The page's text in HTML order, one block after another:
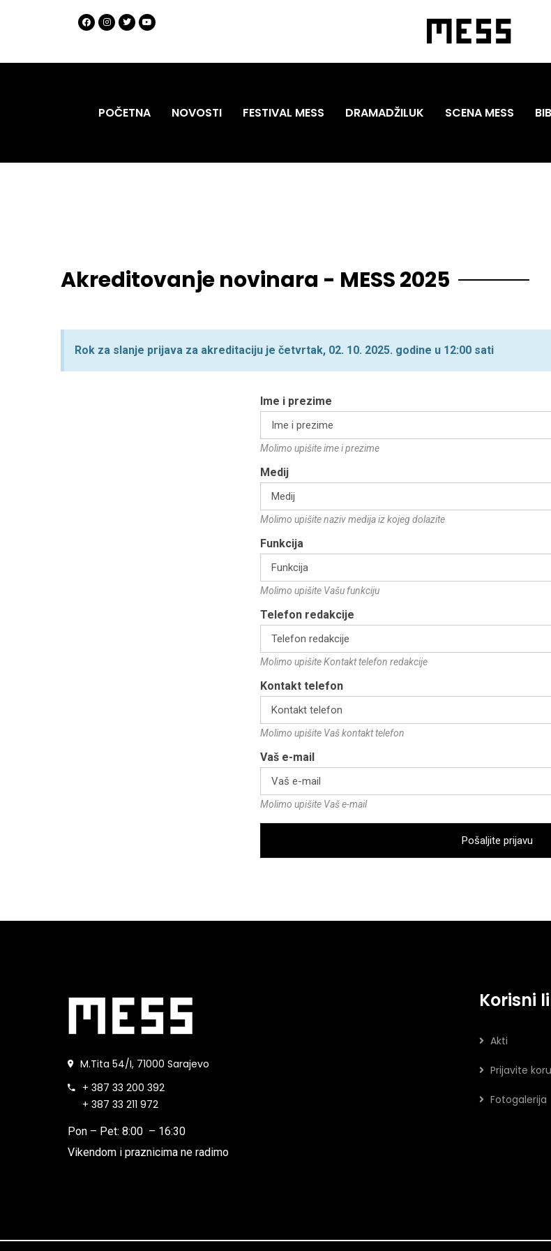
POČETNA NOVOSTI FESTIVAL MESS DRAMADŽILUK SCENA MESS
Akreditovanje novinara - MESS 2025
Rok za slanje prijava za akreditaciju je četvrtak, 02. 10. 2025. godine u 12:00 sati
Ime i prezime
Molimo upišite ime i prezime
Medij
Molimo upišite naziv medija iz kojeg dolazite
Funkcija
Molimo upišite Vašu funkciju
Telefon redakcije
Molimo upišite Kontakt telefon redakcije
Kontakt telefon
Molimo upišite Vaš kontakt telefon
Vaš e-mail
Molimo upišite Vaš e-mail
Pošaljite prijavu
M.Tita 54/I, 71000 Sarajevo
+ 387 33 200 392
+ 387 33 211 972
Pon – Pet: 8:00 – 16:30
Vikendom i praznicima ne radimo
Korisni
Akti
Prijavite
Fotogalerija